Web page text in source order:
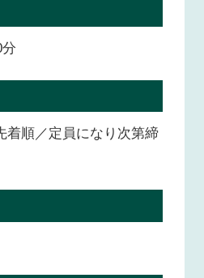
順／定員になり次第締